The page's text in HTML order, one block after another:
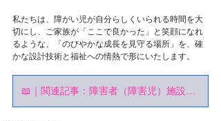
私たちは、障がい児が自分らしくいられる時間を大
切にし、ご家族が「ここで良かった」と笑顔になれ
るような、「のびやかな成長を見守る場所」を、確
かな設計技術と福祉への情熱で形にいたします。